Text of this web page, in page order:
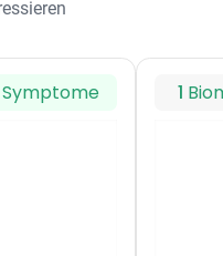
Symptome 1